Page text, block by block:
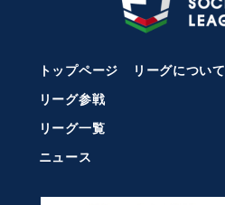
トップページ リーグについて
リーグ参戦
リーグ一覧
ニュース